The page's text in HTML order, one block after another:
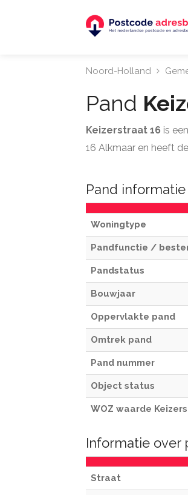
Noord-Holland
Pand
Keizerstraat 16 is
16 Alkmaar en heeft
Pand informatie
Woningtype
Pandfunctie /
Pandstatus
Bouwjaar
Oppervlakte pand
Omtrek pand
Pand nummer
Object status
WOZ waarde
Informatie over
Straat